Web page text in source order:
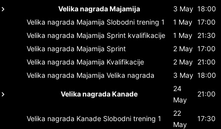
Velika nagrada Majamija 3 May 18:00
Velika nagrada Majamija Slobodni trening 1 1 May 17:00
Velika nagrada Majamija Sprint kvalifikacije 1 May
21:30
Velika nagrada Majamija Sprint 2 May 17:00
Velika nagrada Majamija Kvalifikacije 2 May 21:00
Velika nagrada Majamija Velika nagrada 3 May 18:00
Velika nagrada Kanade
24
May
21:00
Velika nagrada Kanade Slobodni trening 1
22
May
17:30